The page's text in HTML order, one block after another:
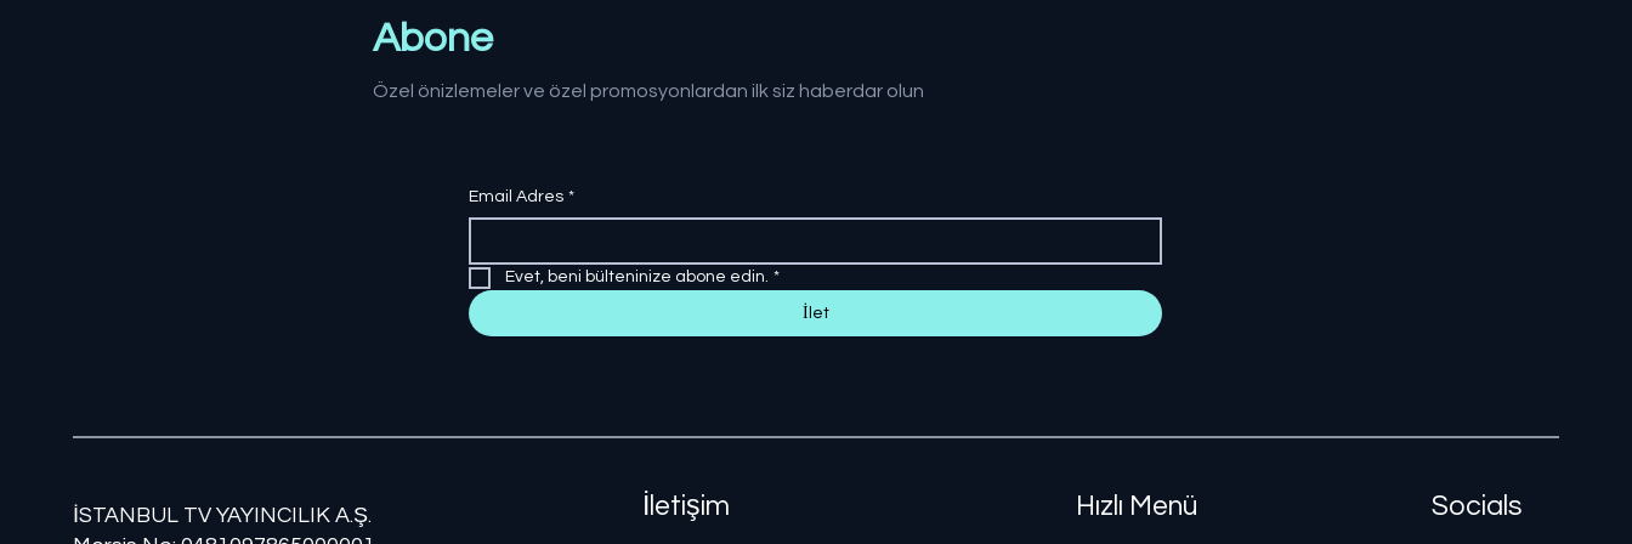
Abone
Özel önizlemeler ve özel promosyonlardan ilk siz haberdar olun
Email Adres *
Evet, beni bülteninize abone edin. *
İlet
İSTANBUL TV YAYINCILIK A.Ş.
Hızlı Menü
İletişim Socials